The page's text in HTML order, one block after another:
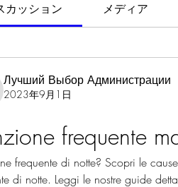
カッション メディア
Лучший Выбор Администрации
2023年9月1日
frequente
frequente di notte? Scopri le
di notte. Leggi le nostre guide